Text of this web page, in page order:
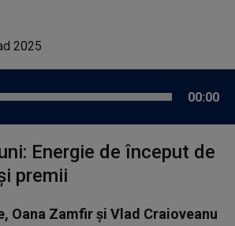
00:00
Energie de început de
premii
Oana Zamfir și Vlad Craioveanu